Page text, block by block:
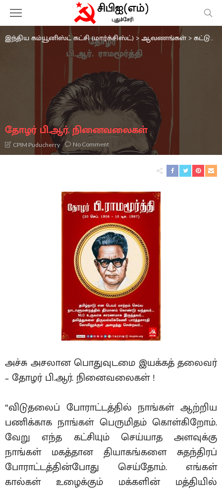
இந்திய கம்யூனிஸ்ட் கட்சி (மார்க்சிஸ்ட்) >ஆவணங்கள் >கட்டுரைகள்
தோழர் பி.ஆர். நினைவலைகள்
CPIM Puducherry No Comment
அச்சு அசலான பொதுவுடமை இயக்கத் தலைவர்
– தோழர் பி.ஆர். நினைவலைகள் !
“விடுதலைப் போராட்டத்தில் நாங்கள் ஆற்றிய
பணிக்காக நாங்கள் பெருமிதம் கொள்கிறோம்.
வேறு எந்த கட்சியும் செய்யாத அளவுக்கு
நாங்கள் மகத்தான தியாகங்களை சுதந்திரப்
போராட்டத்தின்போது செய்தோம். எங்கள்
கால்கள் உழைக்கும் மக்களின் மத்தியில்